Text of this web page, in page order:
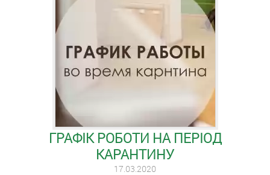
ГРАФІК РОБОТИ НА ПЕРІОД
КАРАНТИНУ
17.03.2020